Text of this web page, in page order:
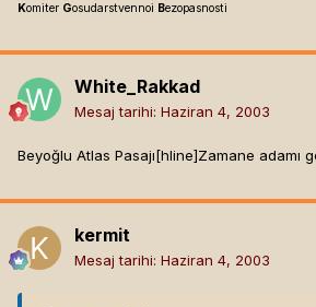
Komiter Gosudarstvennoi Bezopasnosti
White_Rakkad
Mesaj tarihi: Haziran 4, 2003
Beyoğlu Atlas Pasajı[hline]Zamane adamı
kermit
Mesaj tarihi: Haziran 4, 2003